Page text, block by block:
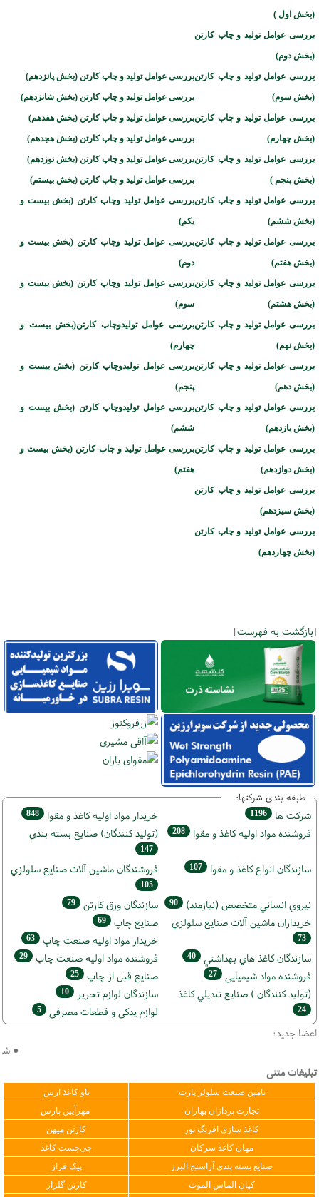
(بخش اول )
بررسی عوامل تولید و چاپ کارتن
(بخش دوم)
بررسی عوامل تولید و چاپ کارتن
(بخش سوم)
بررسی عوامل تولید و چاپ کارتن
(بخش چهارم)
بررسی عوامل تولید و چاپ کارتن
(بخش پنجم )
بررسی عوامل تولید و چاپ کارتن
(بخش ششم)
بررسی عوامل تولید و چاپ کارتن
(بخش هفتم)
بررسی عوامل تولید و چاپ کارتن
(بخش هشتم)
بررسی عوامل تولید و چاپ کارتن
(بخش نهم)
بررسی عوامل تولید و چاپ کارتن
(بخش دهم)
بررسی عوامل تولید و چاپ کارتن
(بخش یازدهم)
بررسی عوامل تولید و چاپ کارتن
(بخش دوازدهم)
بررسی عوامل تولید و چاپ کارتن
(بخش سیزدهم)
بررسی عوامل تولید و چاپ کارتن
(بخش چهاردهم)
بررسی عوامل تولید و چاپ کارتن (بخش پانزدهم)
بررسی عوامل تولید و چاپ کارتن (بخش شانزدهم)
بررسی عوامل تولید و چاپ کارتن (بخش هفدهم)
بررسی عوامل تولید و چاپ کارتن (بخش هجدهم)
بررسی عوامل تولید و چاپ کارتن (بخش نوزدهم)
بررسی عوامل تولید و چاپ کارتن (بخش بیستم)
بررسی عوامل تولید وچاپ کارتن (بخش بیست و
یکم)
بررسی عوامل تولید وچاپ کارتن (بخش بیست و
دوم)
بررسی عوامل تولید وچاپ کارتن (بخش بیست و
سوم)
بررسی عوامل تولیدوچاپ کارتن(بخش بیست و
چهارم)
بررسی عوامل تولیدوچاپ کارتن (بخش بیست و
پنجم)
بررسی عوامل تولیدوچاپ کارتن (بخش بیست و
ششم)
بررسی عوامل تولید و چاپ کارتن (بخش بیست و
هفتم)
[بازگشت به فهرست]
طبقه بندی شرکتها:
شركت ها 1196 خريدار مواد اوليه كاغذ و مقوا 848
فروشنده مواد اوليه كاغذ و مقوا 208 (تولید كنندگان) صنايع بسته بندي
147
سازندگان انواع کاغذ و مقوا 107 فروشندگان ماشين آلات صنايع سلولزي
105
نيروي انساني متخصص (نیازمند) 90 سازندگان ورق كارتن 79
خریداران ماشين آلات صنايع سلولزي
73
صنايع چاپ 69
خريدار مواد اوليه صنعت چاپ 63
سازندگان كاغذ هاي بهداشتي 40 فروشنده مواد اوليه صنعت چاپ 29
فروشنده مواد شیمیایی 27 صنايع قبل از چاپ 25
(تولید كنندگان ) صنايع تبديلي كاغذ
24
سازندگان لوازم تحریر 10
لوازم یدکی و قطعات مصرفی 5
اعضا جدید:
●
تبلیغات متنی
تامین صنعت سلولز پارت
تاو کاغذ ارس
تجارت پردازان بهاران
مهرآیین پارس
کاغذ سازی افرنگ نور
کارتن میهن
مهان کاغذ سرکان
چی‌چست کاغذ
صنایع بسته بندی آراسنج البرز
پیک فراز
کیان الماس الموت
کارتن گلزار